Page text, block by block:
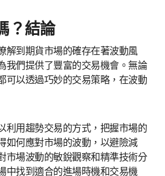
？結論
解到期貨市場的確存在著波動風
我們提供了豐富的交易機會。無論
可以透過巧妙的交易策略，在波動
利用趨勢交易的方式，把握市場的
如何應對市場的波動，以避險減
市場波動的敏銳觀察和精準技術分
中找到適合的進場時機和交易機